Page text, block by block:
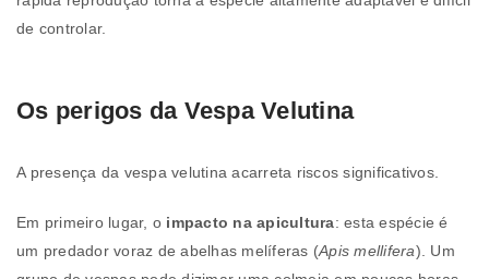
de controlar.
Os perigos da Vespa Velutina
A presença da vespa velutina acarreta riscos significativos.
Em primeiro lugar, o impacto na apicultura: esta espécie é
um predador voraz de abelhas melíferas (Apis mellifera). Um